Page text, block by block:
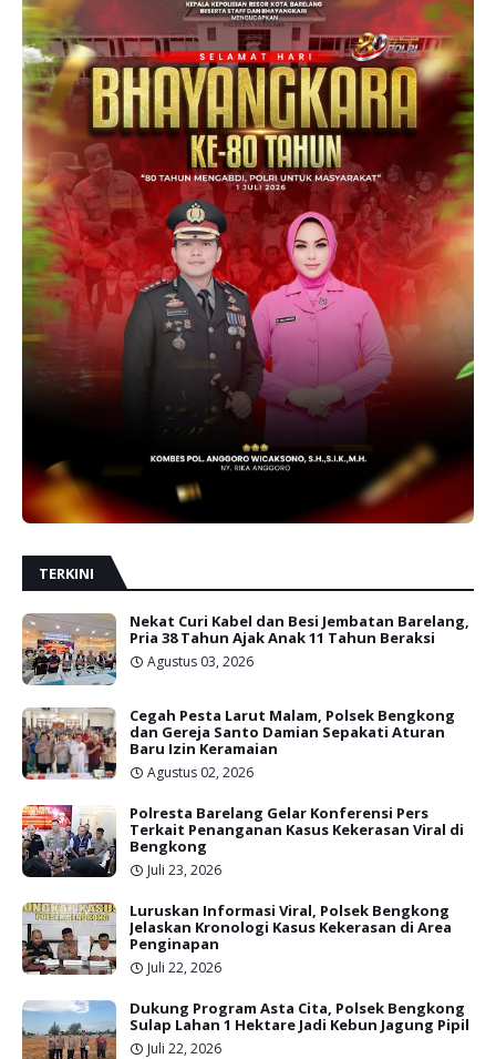
TERKINI
Nekat Curi Kabel dan Besi Jembatan Barelang,
Pria 38 Tahun Ajak Anak 11 Tahun Beraksi
Agustus 03, 2026
Cegah Pesta Larut Malam, Polsek Bengkong
dan Gereja Santo Damian Sepakati Aturan
Baru Izin Keramaian
Agustus 02, 2026
Polresta Barelang Gelar Konferensi Pers
Terkait Penanganan Kasus Kekerasan Viral di
Bengkong
Juli 23, 2026
Luruskan Informasi Viral, Polsek Bengkong
Jelaskan Kronologi Kasus Kekerasan di Area
Penginapan
Juli 22, 2026
Dukung Program Asta Cita, Polsek Bengkong
Sulap Lahan 1 Hektare Jadi Kebun Jagung Pipil
Juli 22, 2026